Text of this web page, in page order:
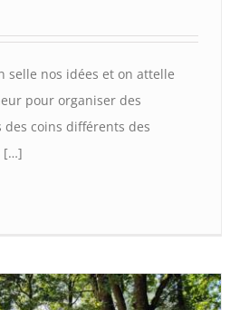
selle nos idées et on attelle
pour organiser des
des coins différents des
[…]